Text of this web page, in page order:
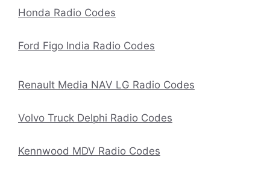
Honda Radio Codes
Ford Figo India Radio Codes
Renault Media NAV LG Radio Codes
Volvo Truck Delphi Radio Codes
Kennwood MDV Radio Codes